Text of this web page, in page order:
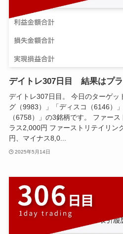
デイトレ307日目 結果はプ
デイトレ307日目。 今日のターゲッ
グ（9983）」「ディスコ（6146）
（6758）」の3銘柄です。 ファー
ラス2,000円 ファーストリテイリン
円、マイナス8,0...
2025年5月14日